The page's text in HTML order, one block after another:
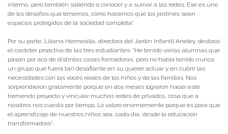
interno, pero también saliendo a conocer y a sumar a las redes. Ese es uno
de los desafíos que tenemos, cómo hacemos que los jardines sean
espacios protegidos de la sociedad completa”.
Por su parte, Liliana Hermosilla, directora del Jardín Infantil Aneley, destacó
el carácter proactivo de las tres estudiantes: “He tenido varias alumnas que
pasan por acá de distintas casas formadoras, pero no había tenido nunca
un grupo que fuera tan desafiante en su querer actuar y en cubrir las
necesidades con las voces reales de los niños y de las familias. Nos
sorprendieron gratamente porque en dos meses lograron hacer este
tremendo proyecto y vincular muchas redes de privados, cosa que a
nosotros nos cuesta por tiempo. Lo valoro enormemente porque es para que
el aprendizaje de nuestros niños sea, cada día, desde la educación
transformadora”.